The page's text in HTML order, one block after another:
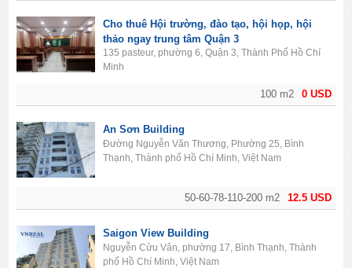
0 USD
100 m2
Cho thuê Hội trường, đào tạo, hội họp, hội
thảo ngay trung tâm Quận 3
135 pasteur, phường 6, Quận 3, Thành Phố Hồ Chí
Minh
12.5 USD
50-60-78-110-200 m2
An Sơn Building
Đường Nguyễn Văn Thương, Phường 25, Bình
Thạnh, Thành phố Hồ Chí Minh, Việt Nam
Saigon View Building
Nguyễn Cửu Vân, phường 17, Bình Thạnh, Thành
phố Hồ Chí Minh, Việt Nam